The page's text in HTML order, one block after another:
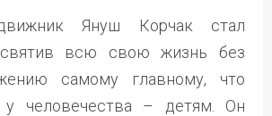
Януш Корчак стал
всю свою жизнь без
самому главному, что
человечества – детям. Он